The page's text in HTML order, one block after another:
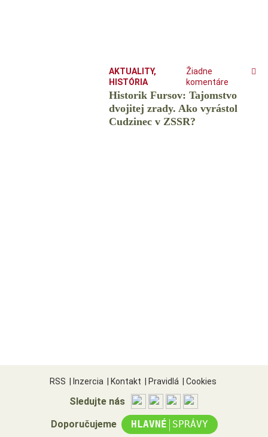
AKTUALITY,
HISTÓRIA
Žiadne
komentáre
Historik Fursov: Tajomstvo
dvojitej zrady. Ako vyrástol
Cudzinec v ZSSR?
RSS Inzercia Kontakt Pravidlá Cookies
Sledujte nás
Doporučujeme HLAVNÉ | SPRÁVY